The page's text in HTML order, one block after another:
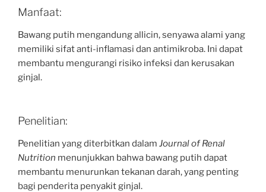
Manfaat:
Bawang putih mengandung allicin, senyawa alami yang
memiliki sifat anti-inflamasi dan antimikroba. Ini dapat
membantu mengurangi risiko infeksi dan kerusakan
ginjal.
Penelitian:
Penelitian yang diterbitkan dalam Journal of Renal
Nutrition menunjukkan bahwa bawang putih dapat
membantu menurunkan tekanan darah, yang penting
bagi penderita penyakit ginjal.